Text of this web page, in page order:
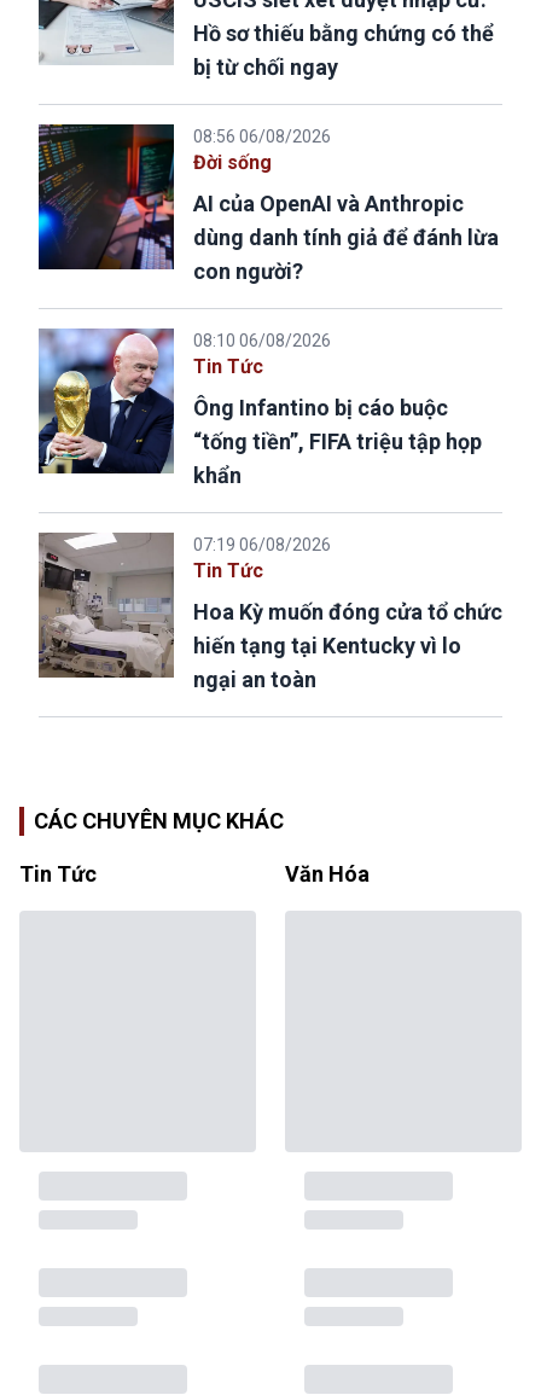
Hồ sơ thiếu bằng chứng có thể
bị từ chối ngay
08:56 06/08/2026
Đời sống
AI của OpenAI và Anthropic
dùng danh tính giả để đánh lừa
con người?
08:10 06/08/2026
Tin Tức
Ông Infantino bị cáo buộc
“tống tiền”, FIFA triệu tập họp
khẩn
07:19 06/08/2026
Tin Tức
Hoa Kỳ muốn đóng cửa tổ chức
hiến tạng tại Kentucky vì lo
ngại an toàn
CÁC CHUYÊN MỤC KHÁC
Tin Tức Văn Hóa